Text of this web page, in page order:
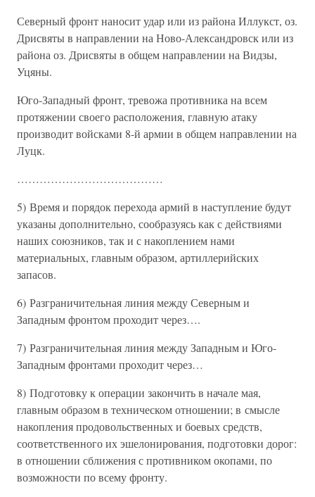
Северный фронт наносит удар или из района Иллукст, оз.
Дрисвяты в направлении на Ново-Александровск или из
района оз. Дрисвяты в общем направлении на Видзы,
Уцяны.
Юго-Западный фронт, тревожа противника на всем
протяжении своего расположения, главную атаку
производит войсками 8-й армии в общем направлении на
Луцк.
…………………………………
5) Время и порядок перехода армий в наступление будут
указаны дополнительно, сообразуясь как с действиями
наших союзников, так и с накоплением нами
материальных, главным образом, артиллерийских
запасов.
6) Разграничительная линия между Северным и
Западным фронтом проходит через….
7) Разграничительная линия между Западным и Юго-
Западным фронтами проходит через…
8) Подготовку к операции закончить в начале мая,
главным образом в техническом отношении; в смысле
накопления продовольственных и боевых средств,
соответственного их эшелонирования, подготовки дорог:
в отношении сближения с противником окопами, по
возможности по всему фронту.